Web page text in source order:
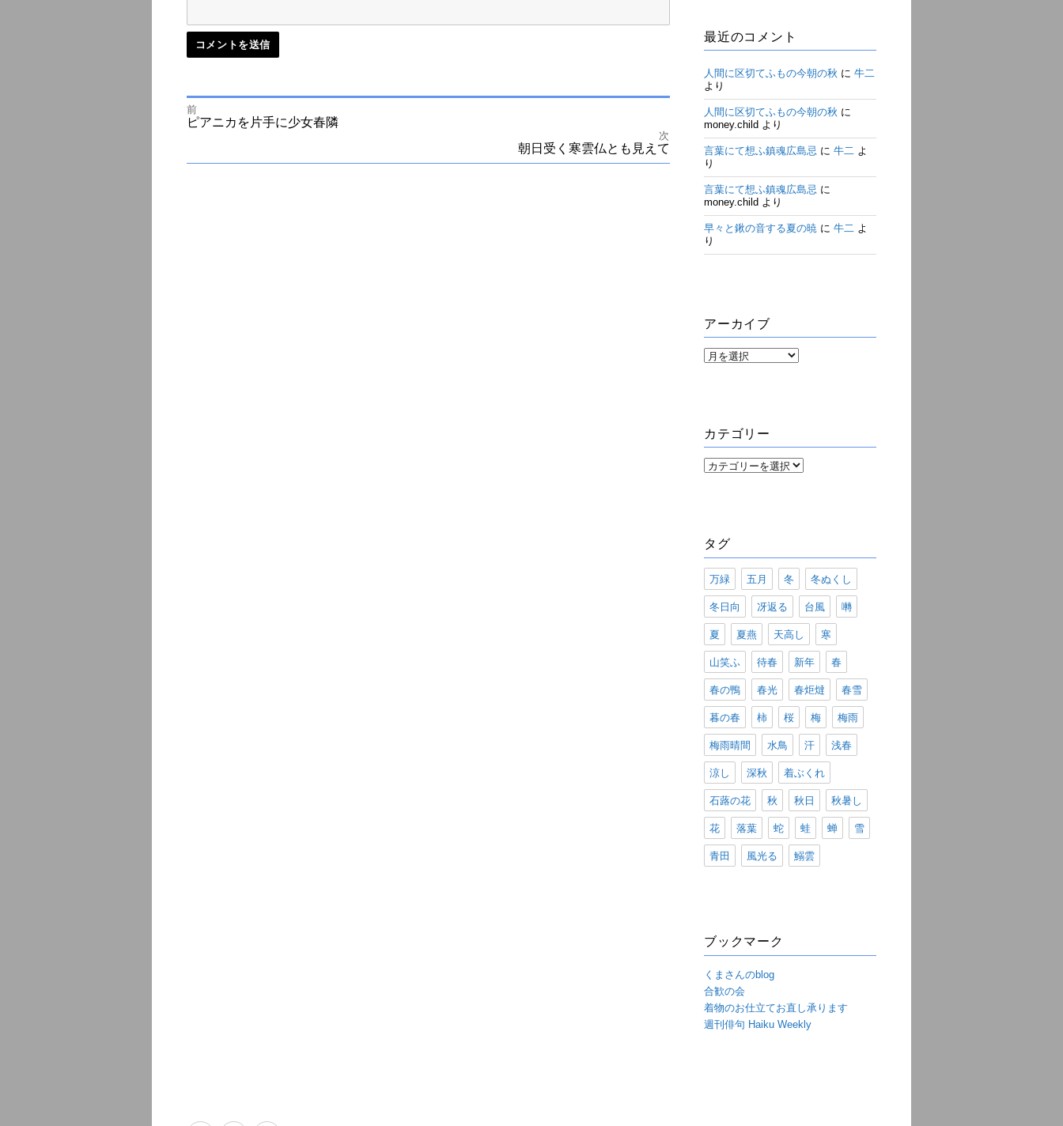
投
前
前
の
ピアニカを片手に少女春隣
次
朝日受く寒雲仏とも見えて
最近のコメント
人間に区切てふもの今朝の秋 に牛二
より
人間に区切てふもの今朝の秋 に
money.child より
言葉にて想ふ鎮魂広島忌 に牛二 よ
り
言葉にて想ふ鎮魂広島忌 に
money.child より
早々と鍬の音する夏の暁 に牛二 よ
り
アーカイブ
ア
カテゴリー
カ
タグ
万緑 五月 冬 冬ぬくし
冬日向 冴返る 台風 囀
夏 夏燕 天高し 寒
山笑ふ 待春 新年 春
春の鴨 春光 春炬燵 春雪
暮の春 柿 桜 梅 梅雨
梅雨晴間 水鳥 汗 浅春
涼し 深秋 着ぶくれ
石蕗の花 秋 秋日 秋暑し
花 落葉 蛇 蛙 蝉 雪
青田 風光る 鰯雲
ブックマーク
くまさんのblog
合歓の会
着物のお仕立てお直し承ります
週刊俳句 Haiku Weekly